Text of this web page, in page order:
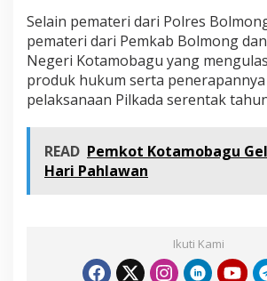
k
u
P
l
d
Selain pemateri dari Polres
pemateri dari Pemkab Bolmong
Negeri Kotamobagu yang
produk hukum serta penerapannya
pelaksanaan Pilkada serentak
READ Pemkot Kotamobagu
Hari Pahlawan
Ikuti Kami